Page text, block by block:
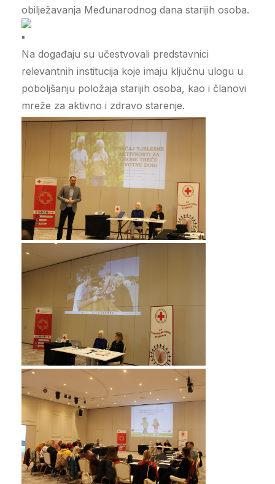
obilježavanja Međunarodnog dana starijih osoba.
Na događaju su učestvovali predstavnici
relevantnih institucija koje imaju ključnu ulogu u
poboljšanju položaja starijih osoba, kao i članovi
mreže za aktivno i zdravo starenje.